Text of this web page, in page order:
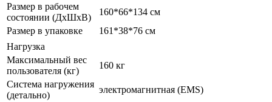
Размер в рабочем
состоянии (ДxШxВ)
160*66*134 см
Размер в упаковке
161*38*76 см
Нагрузка
Максимальный вес
пользователя (кг)
160 кг
Система нагружения
(детально)
электромагнитная (EMS)